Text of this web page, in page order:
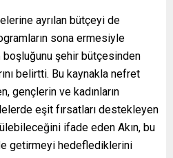
ayrılan bütçeyi de
sona ermesiyle
şehir bütçesinden
belirtti. Bu kaynakla nefret
gençlerin ve kadınların
eşit fırsatları destekleyen
ifade eden Akın, bu
getirmeyi hedeflediklerini